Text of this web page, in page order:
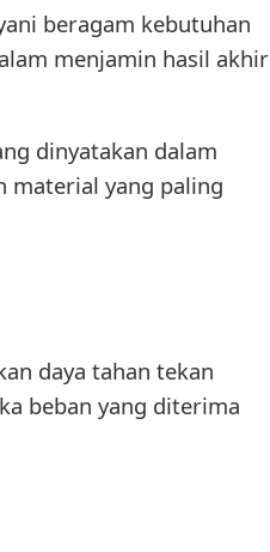
beragam kebutuhan
menjamin hasil akhir
dinyatakan dalam
material yang paling
daya tahan tekan
beban yang diterima